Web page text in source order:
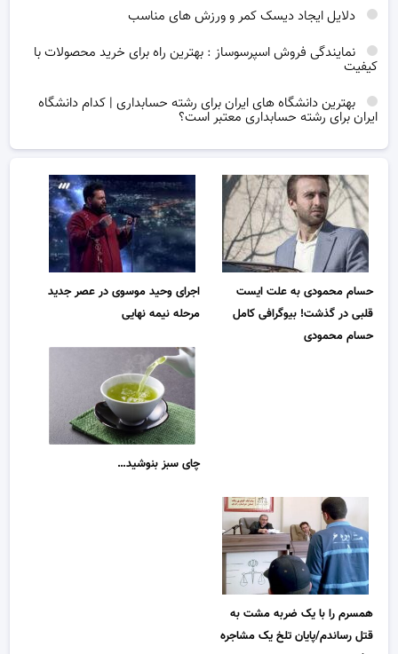
دلایل ایجاد دیسک کمر و ورزش های مناسب
نمایندگی فروش اسپرسوساز : بهترین راه برای خرید محصولات با
کیفیت
بهترین دانشگاه های ایران برای رشته حسابداری | کدام دانشگاه
ایران برای رشته حسابداری معتبر است؟
حسام محمودی به علت ایست
قلبی در گذشت! بیوگرافی کامل
حسام محمودی
اجرای وحید موسوی در عصر جدید
مرحله نیمه نهایی
چای سبز بنوشید…
همسرم را با یک ضربه مشت به
قتل رساندم/پایان تلخ یک مشاجره